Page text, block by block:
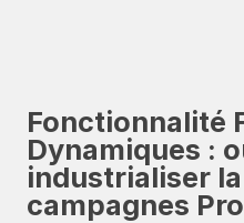
Fonctionnalité
Dynamiques :
industrialiser
campagnes